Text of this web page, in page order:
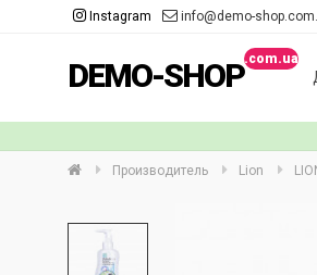
DEMO-SHOP
Instagram info@demo-
Производитель Lion